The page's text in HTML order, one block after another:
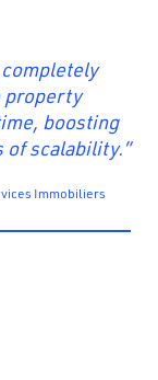
completely
property
boosting
of scalability.”
Immobiliers